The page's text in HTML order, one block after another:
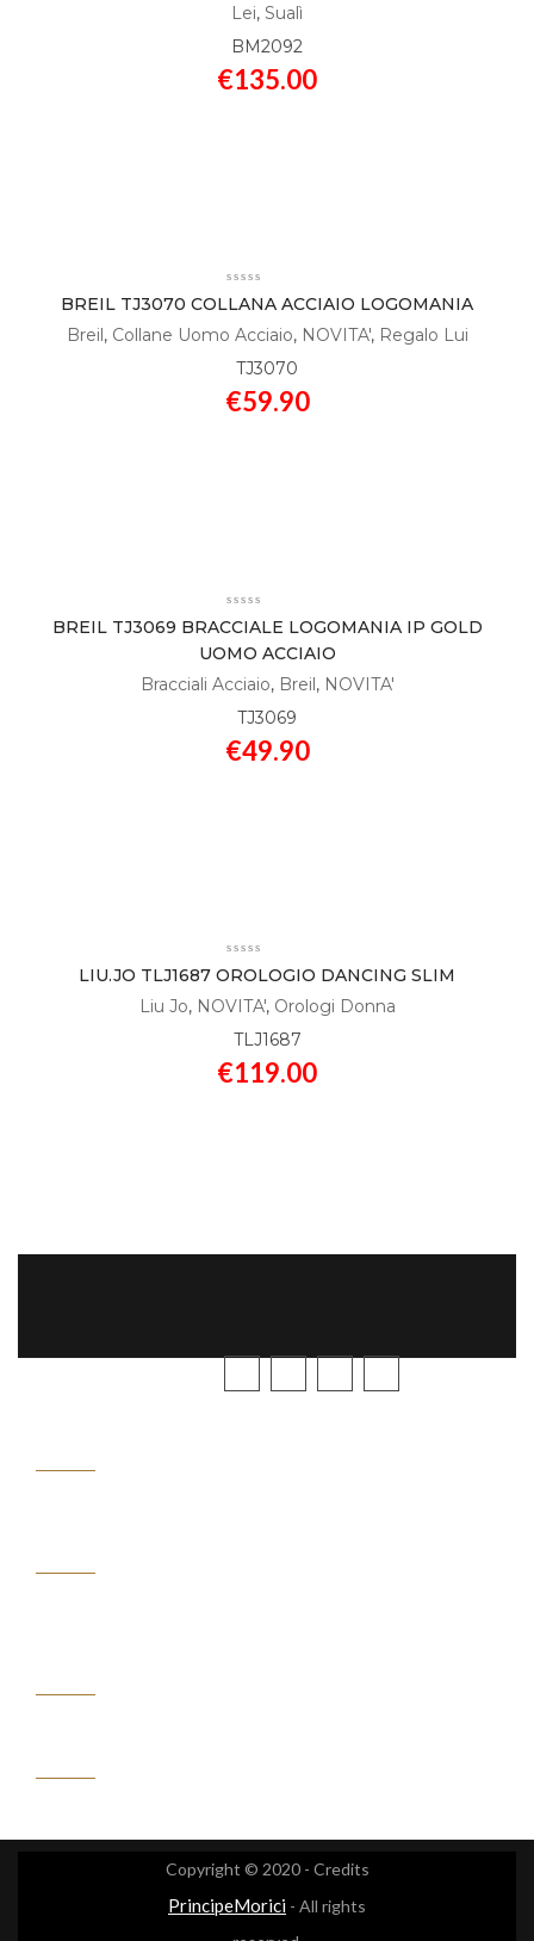
Lei, Sualì
BM2092
€135.00
BREIL TJ3070 COLLANA ACCIAIO LOGOMANIA
Breil, Collane Uomo Acciaio, NOVITA', Regalo Lui
TJ3070
€59.90
BREIL TJ3069 BRACCIALE LOGOMANIA IP GOLD
UOMO ACCIAIO
Bracciali Acciaio, Breil, NOVITA'
TJ3069
€49.90
LIU.JO TLJ1687 OROLOGIO DANCING SLIM
Liu Jo, NOVITA', Orologi Donna
TLJ1687
€119.00
Copyright © 2020 - Credits
PrincipeMorici - All rights